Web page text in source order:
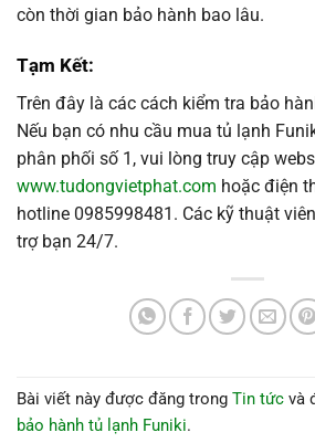
còn thời gian bảo hành bao lâu.
Tạm Kết:
Trên đây là các cách kiểm tra bảo
Nếu bạn có nhu cầu mua tủ lạnh
phân phối số 1, vui lòng truy cập
www.tudongvietphat.com hoặc điện
hotline 0985998481. Các kỹ thuật
trợ bạn 24/7.
Bài viết này được đăng trong Tin tức và
bảo hành tủ lạnh Funiki.